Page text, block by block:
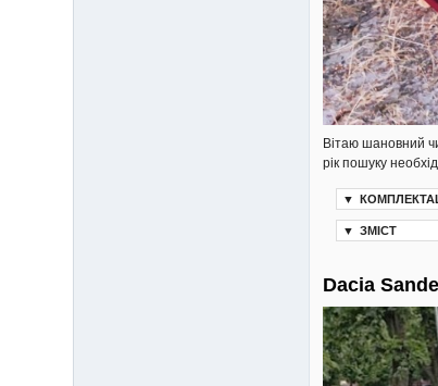
Вітаю шановний
рік пошуку
▼
▼ ЗМІСТ
Dacia